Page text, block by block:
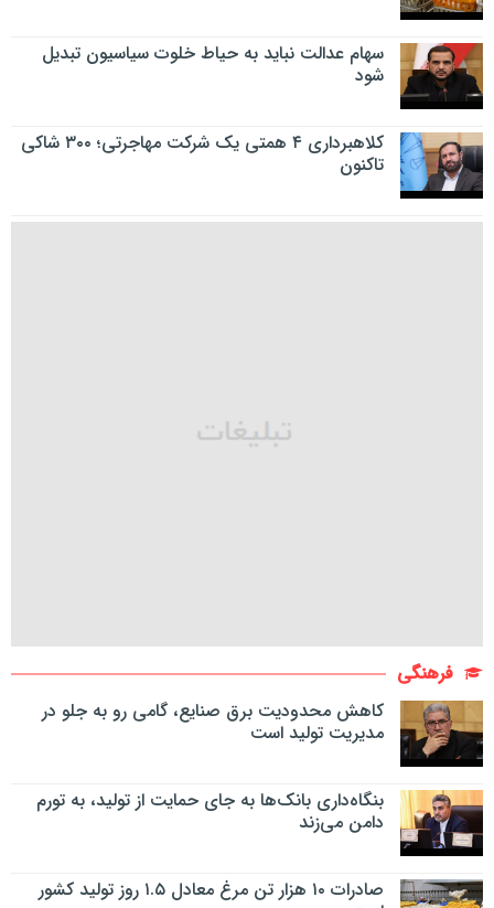
سهام عدالت نباید به حیاط خلوت سیاسیون تبدیل
شود
کلاهبرداری ۴ همتی یک شرکت مهاجرتی؛ ۳۰۰ شاکی
تاکنون
فرهنگی
کاهش محدودیت برق صنایع، گامی رو به جلو در
مدیریت تولید است
بنگاه‌داری بانک‌ها به جای حمایت از تولید، به تورم
دامن می‌زند
صادرات ۱۰ هزار تن مرغ معادل ۱.۵ روز تولید کشور